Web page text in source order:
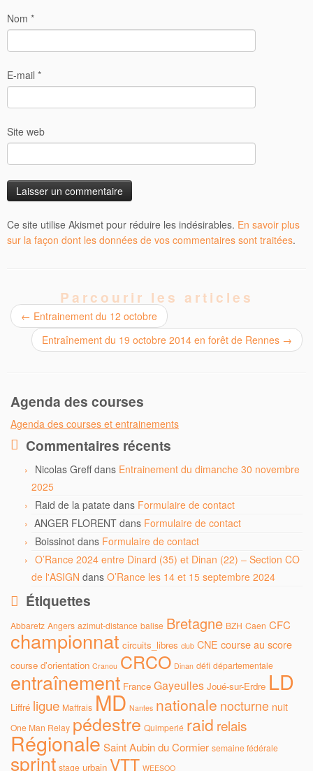
Nom *
E-mail *
Site web
Ce site utilise Akismet pour réduire les indésirables. En savoir plus
sur la façon dont les données de vos commentaires sont traitées.
Parcourir les articles
← Entrainement du 12 octobre
Entraînement du 19 octobre 2014 en forêt de Rennes →
Agenda des courses
Agenda des courses et entrainements
Commentaires récents
Nicolas Greffdans Entrainement du dimanche 30 novembre
2025
Raid de la patate dans Formulaire de contact
ANGER FLORENT dans Formulaire de contact
Boissinot dans Formulaire de contact
O’Rance 2024 entre Dinard (35) et Dinan (22) – Section CO
de l'ASIGN dans O’Rance les 14 et 15 septembre 2024
Étiquettes
Abbaretz Angers azimut-distance balise Bretagne BZH Caen CFC
championnat circuits_libres club CNE course au score
course d'orientation Cranou CRCO Dinan défi départementale
entraînement France Gayeulles Joué-sur-Erdre LD
Liffré ligue Maffrais MD Nantes nationale nocturne nuit
One Man Relay pédestre Quimperlé raid relais
Régionale Saint Aubin du Cormier semaine fédérale
sprint stage urbain VTT WEESOO